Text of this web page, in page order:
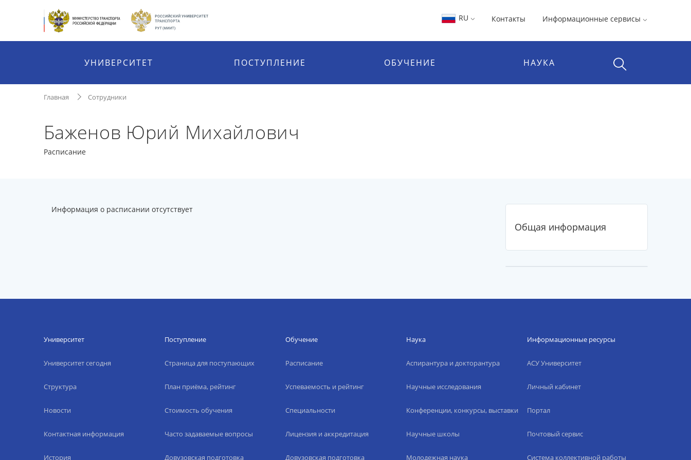
RU Контакты Информационные сервисы
УНИВЕРСИТЕТ ПОСТУПЛЕНИЕ ОБУЧЕНИЕ НАУКА
Главная Сотрудники
Баженов Юрий Михайлович
Расписание
Информация о расписании отсутствует
Общая информация
Университет
Университет сегодня
Структура
Новости
Контактная информация
История
Поступление
Страница для поступающих
План приёма, рейтинг
Стоимость обучения
Часто задаваемые вопросы
Довузовская подготовка
Обучение
Расписание
Успеваемость и рейтинг
Специальности
Лицензия и аккредитация
Довузовская подготовка
Наука
Аспирантура и докторантура
Научные исследования
Конференции, конкурсы, выставки
Научные школы
Молодежная наука
Информационные ресурсы
АСУ Университет
Личный кабинет
Портал
Почтовый сервис
Система коллективной работы